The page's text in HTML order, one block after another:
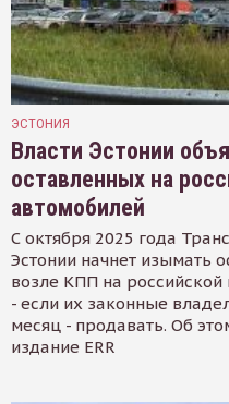
ЭСТОНИЯ
Власти Эстонии
оставленных на
автомобилей
С октября 2025 года
Эстонии начнет изымать
возле КПП на
- если их законные
месяц - продавать. Об
издание ERR